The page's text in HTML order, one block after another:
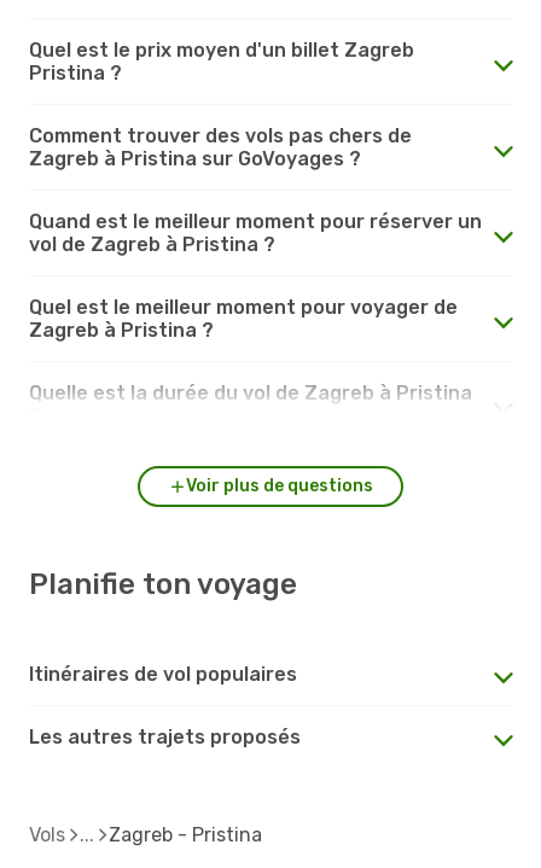
Quel est le prix moyen d'un billet Zagreb
Pristina ?
Comment trouver des vols pas chers de
Zagreb à Pristina sur GoVoyages ?
Quand est le meilleur moment pour réserver un
vol de Zagreb à Pristina ?
Quel est le meilleur moment pour voyager de
Zagreb à Pristina ?
Quelle est la durée du vol de Zagreb à Pristina
Voir plus de questions
Planifie ton voyage
Itinéraires de vol populaires
Les autres trajets proposés
Vols Zagreb - Pristina